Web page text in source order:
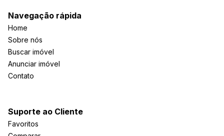
Navegação rápida
Home
Sobre nós
Buscar imóvel
Anunciar imóvel
Contato
Suporte ao Cliente
Favoritos